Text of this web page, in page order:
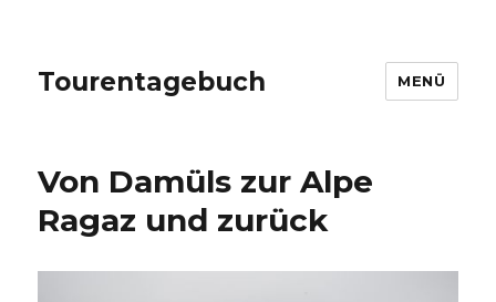
Tourentagebuch MENÜ
Von Damüls zur Alpe
Ragaz und zurück